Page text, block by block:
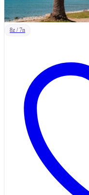
8z / 7n